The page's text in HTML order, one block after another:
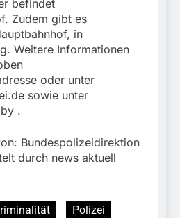
befindet
Zudem gibt es
in
Weitere Informationen
oder unter
sowie unter
.
Bundespolizeidirektion
durch news aktuell
Polizei